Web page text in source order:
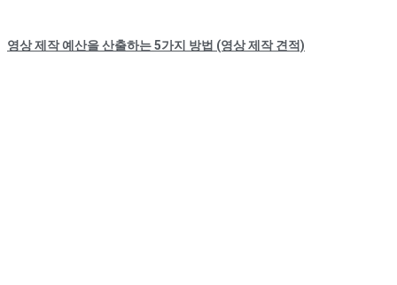
영상 제작 예산을 산출하는 5가지 방법 (영상 제작 견적)